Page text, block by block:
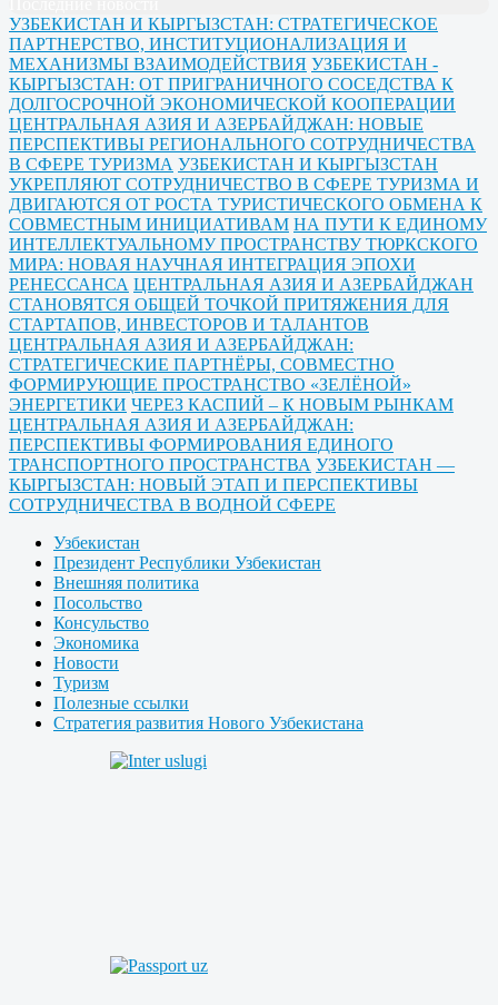
УЗБЕКИСТАН И КЫРГЫЗСТАН: СТРАТЕГИЧЕСКОЕ
ПАРТНЕРСТВО, ИНСТИТУЦИОНАЛИЗАЦИЯ И
МЕХАНИЗМЫ ВЗАИМОДЕЙСТВИЯ УЗБЕКИСТАН -
КЫРГЫЗСТАН: ОТ ПРИГРАНИЧНОГО СОСЕДСТВА К
ДОЛГОСРОЧНОЙ ЭКОНОМИЧЕСКОЙ КООПЕРАЦИИ
ЦЕНТРАЛЬНАЯ АЗИЯ И АЗЕРБАЙДЖАН: НОВЫЕ
ПЕРСПЕКТИВЫ РЕГИОНАЛЬНОГО СОТРУДНИЧЕСТВА
В СФЕРЕ ТУРИЗМА УЗБЕКИСТАН И КЫРГЫЗСТАН
УКРЕПЛЯЮТ СОТРУДНИЧЕСТВО В СФЕРЕ ТУРИЗМА И
ДВИГАЮТСЯ ОТ РОСТА ТУРИСТИЧЕСКОГО ОБМЕНА К
СОВМЕСТНЫМ ИНИЦИАТИВАМ НА ПУТИ К ЕДИНОМУ
ИНТЕЛЛЕКТУАЛЬНОМУ ПРОСТРАНСТВУ ТЮРКСКОГО
МИРА: НОВАЯ НАУЧНАЯ ИНТЕГРАЦИЯ ЭПОХИ
РЕНЕССАНСА ЦЕНТРАЛЬНАЯ АЗИЯ И АЗЕРБАЙДЖАН
СТАНОВЯТСЯ ОБЩЕЙ ТОЧКОЙ ПРИТЯЖЕНИЯ ДЛЯ
СТАРТАПОВ, ИНВЕСТОРОВ И ТАЛАНТОВ
ЦЕНТРАЛЬНАЯ АЗИЯ И АЗЕРБАЙДЖАН:
СТРАТЕГИЧЕСКИЕ ПАРТНЁРЫ, СОВМЕСТНО
ФОРМИРУЮЩИЕ ПРОСТРАНСТВО «ЗЕЛЁНОЙ»
ЭНЕРГЕТИКИ ЧЕРЕЗ КАСПИЙ – К НОВЫМ РЫНКАМ
ЦЕНТРАЛЬНАЯ АЗИЯ И АЗЕРБАЙДЖАН:
ПЕРСПЕКТИВЫ ФОРМИРОВАНИЯ ЕДИНОГО
ТРАНСПОРТНОГО ПРОСТРАНСТВА УЗБЕКИСТАН —
КЫРГЫЗСТАН: НОВЫЙ ЭТАП И ПЕРСПЕКТИВЫ
СОТРУДНИЧЕСТВА В ВОДНОЙ СФЕРЕ
Узбекистан
Президент Республики Узбекистан
Внешняя политика
Посольство
Консульство
Экономика
Новости
Туризм
Полезные ссылки
Стратегия развития Нового Узбекистана